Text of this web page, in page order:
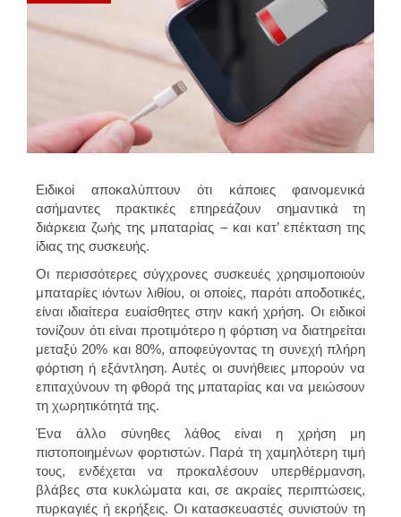
Ειδικοί αποκαλύπτουν ότι κάποιες φαινομενικά
ασήμαντες πρακτικές επηρεάζουν σημαντικά τη
διάρκεια ζωής της μπαταρίας – και κατ’ επέκταση της
ίδιας της συσκευής.
Οι περισσότερες σύγχρονες συσκευές χρησιμοποιούν
μπαταρίες ιόντων λιθίου, οι οποίες, παρότι αποδοτικές,
είναι ιδιαίτερα ευαίσθητες στην κακή χρήση. Οι ειδικοί
τονίζουν ότι είναι προτιμότερο η φόρτιση να διατηρείται
μεταξύ 20% και 80%, αποφεύγοντας τη συνεχή πλήρη
φόρτιση ή εξάντληση. Αυτές οι συνήθειες μπορούν να
επιταχύνουν τη φθορά της μπαταρίας και να μειώσουν
τη χωρητικότητά της.
Ένα άλλο σύνηθες λάθος είναι η χρήση μη
πιστοποιημένων φορτιστών. Παρά τη χαμηλότερη τιμή
τους, ενδέχεται να προκαλέσουν υπερθέρμανση,
βλάβες στα κυκλώματα και, σε ακραίες περιπτώσεις,
πυρκαγιές ή εκρήξεις. Οι κατασκευαστές συνιστούν τη